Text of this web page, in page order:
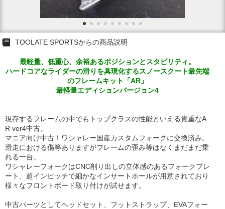
TOOLATE SPORTSからの商品説明
最軽量、低重心、余裕あるポジションとスタビリティ。
ハードコアなライダーの滑りを具現化するスノースクート最先端
のフレームキット「AR」
最軽量エディションバージョン4
現存するフレームの中でもトップクラスの性能といえる貴重なA
R ver4中古。
マニア向け中古！ワシャレー国産カスタムフォークに交換済み。
滑走における傷等ありますがフレームの歪み等はなくまだまだ乗
れる一台。
ワシャレーフォークはCNC削り出しの立体感のあるフォークプレ
ート、超インピッチで細かなインサートホールが用意されており
様々なフロントボード取り付けが試せます。
中古パーツとしてヘッドセット、フットストラップ、EVAフォー